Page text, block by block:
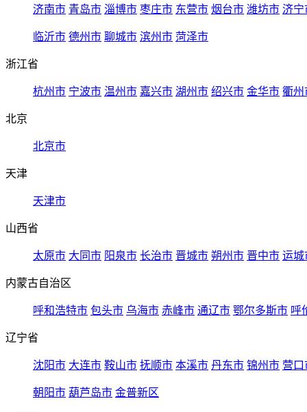
济南市 青岛市 淄博市 枣庄市 东营市 烟台市 潍坊市 济宁
临沂市 德州市 聊城市 滨州市 菏泽市
浙江省
杭州市 宁波市 温州市 嘉兴市 湖州市 绍兴市 金华市 衢州
北京
北京市
天津
天津市
山西省
太原市 大同市 阳泉市 长治市 晋城市 朔州市 晋中市 运城
内蒙古自治区
呼和浩特市 包头市 乌海市 赤峰市 通辽市 鄂尔多斯市 呼
辽宁省
沈阳市 大连市 鞍山市 抚顺市 本溪市 丹东市 锦州市 营口
朝阳市 葫芦岛市 金普新区